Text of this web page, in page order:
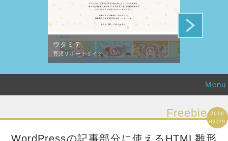
ウタミテ
育児サポートサイト
Menu
Freebie 2016
02/29
WordPressの記事部分に使えるHTML雛形